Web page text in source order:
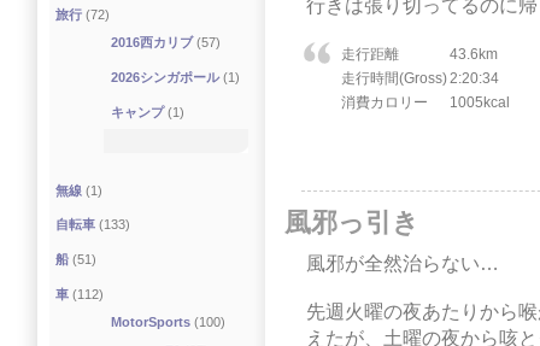
行きは張り切ってるのに
走行距離
43.6km
走行時間(Gross)2:20:34
消費カロリー
1005kcal
風邪っ引き
風邪が全然治らない…
先週火曜の夜あたりから
えたが、土曜の夜から咳
旅行 (72)
2016西カリブ(57)
2026シンガポール(1)
キャンプ(1)
無線 (1)
自転車 (133)
船 (51)
車 (112)
MotorSports(100)